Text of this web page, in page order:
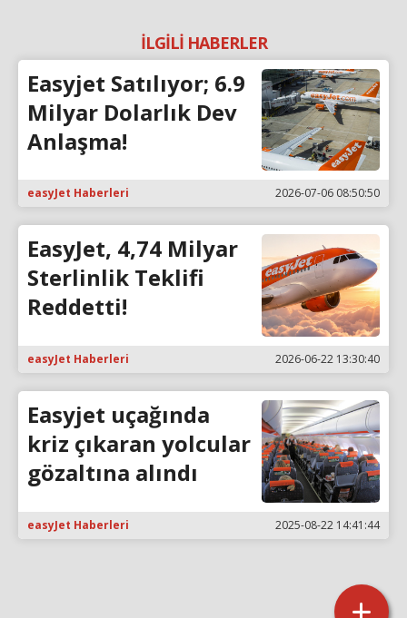
İLGİLİ HABERLER
Easyjet Satılıyor; 6.9
Milyar Dolarlık Dev
Anlaşma!
easyJet Haberleri 2026-07-06 08:50:50
EasyJet, 4,74 Milyar
Sterlinlik Teklifi
Reddetti!
easyJet Haberleri 2026-06-22 13:30:40
Easyjet uçağında
kriz çıkaran yolcular
gözaltına alındı
easyJet Haberleri 2025-08-22 14:41:44